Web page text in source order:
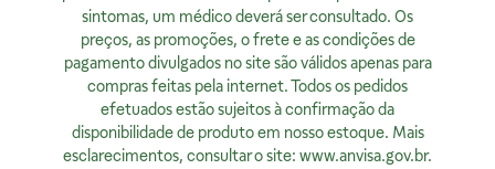
Institucional
Quem Somos
Privacidade
63200
Horário de Atendimento:
Segunda à sexta, exceto feriados, das 08h00 às 20h00
Ver no Mapa
Diogo Amaro da Silva Santos
CRF/PE:14237
Horário de Atendimento:
Segunda à sexta, exceto feriados, das 9h00 às 18h00.
Ver no Mapa
sintomas, um médico deverá ser consultado. Os
preços, as promoções, o frete e as condições de
pagamento divulgados no site são válidos apenas para
compras feitas pela internet. Todos os pedidos
efetuados estão sujeitos à confirmação da
disponibilidade de produto em nosso estoque. Mais
esclarecimentos, consultar o site: www.anvisa.gov.br.